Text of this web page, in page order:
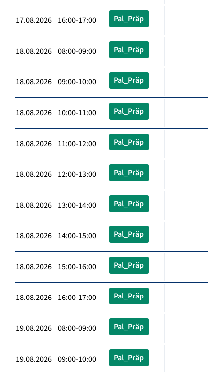
17.08.2026 16:00-17:00 Pal_Präp
18.08.2026 08:00-09:00 Pal_Präp
18.08.2026 09:00-10:00 Pal_Präp
18.08.2026 10:00-11:00 Pal_Präp
18.08.2026 11:00-12:00 Pal_Präp
18.08.2026 12:00-13:00 Pal_Präp
18.08.2026 13:00-14:00 Pal_Präp
18.08.2026 14:00-15:00 Pal_Präp
18.08.2026 15:00-16:00 Pal_Präp
18.08.2026 16:00-17:00 Pal_Präp
19.08.2026 08:00-09:00 Pal_Präp
19.08.2026 09:00-10:00 Pal_Präp